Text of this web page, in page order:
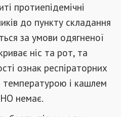
протиепідемічні
до пункту складання
за умови одягненої
ніс та рот, та
ознак респіраторних
і кашлем
немає.